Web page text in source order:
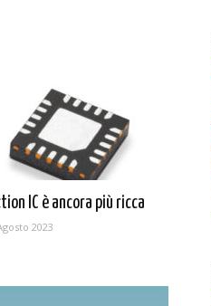
IC è ancora più ricca
2023